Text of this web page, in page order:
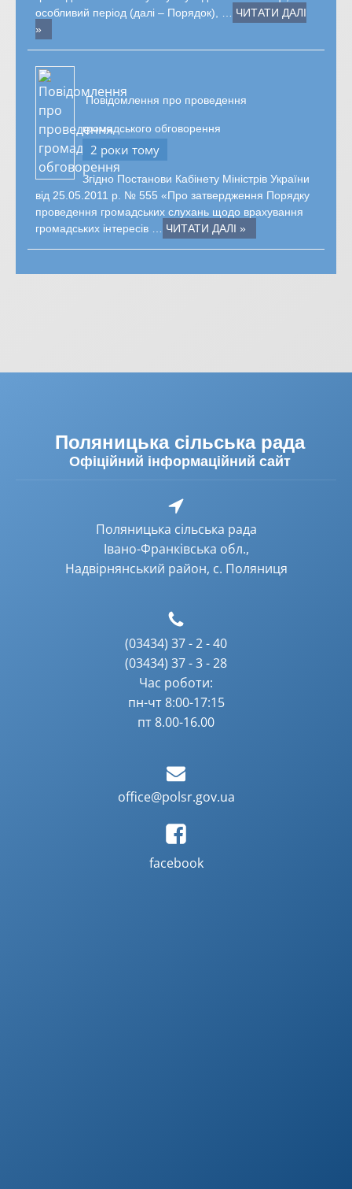
особливий період (далі – Порядок), …
ЧИТАТИ ДАЛІ
»
Повідомлення про проведення
громадського обговорення
2 роки тому
Згідно Постанови Кабінету Міністрів України
від 25.05.2011 р. № 555 «Про затвердження Порядку
проведення громадських слухань щодо врахування
громадських інтересів …
ЧИТАТИ ДАЛІ »
Поляницька сільська рада
Офіційний інформаційний сайт
Поляницька сільська рада
Івано-Франківська обл.,
Надвірнянський район, с. Поляниця
(03434) 37 - 2 - 40
(03434) 37 - 3 - 28
Час роботи:
пн-чт 8:00-17:15
пт 8.00-16.00
office@polsr.gov.ua
facebook